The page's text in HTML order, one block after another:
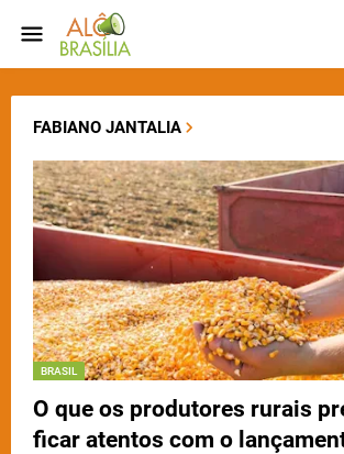
FABIANO JANTALIA
BRASIL
O que os produtores rurais
ficar atentos com o